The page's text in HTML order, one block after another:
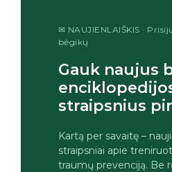
✉ NAUJIENLAIŠKIS ·
bėgikų
Gauk naujus
straipsnius
Kartą per savaitę –
straipsniai apie
traumų prevenciją. Be